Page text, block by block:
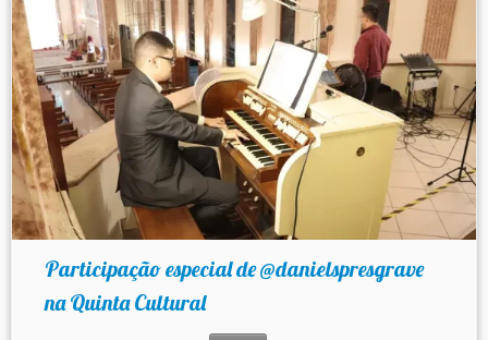
Contato
Participação especial de @danielspresgrave
na Quinta Cultural